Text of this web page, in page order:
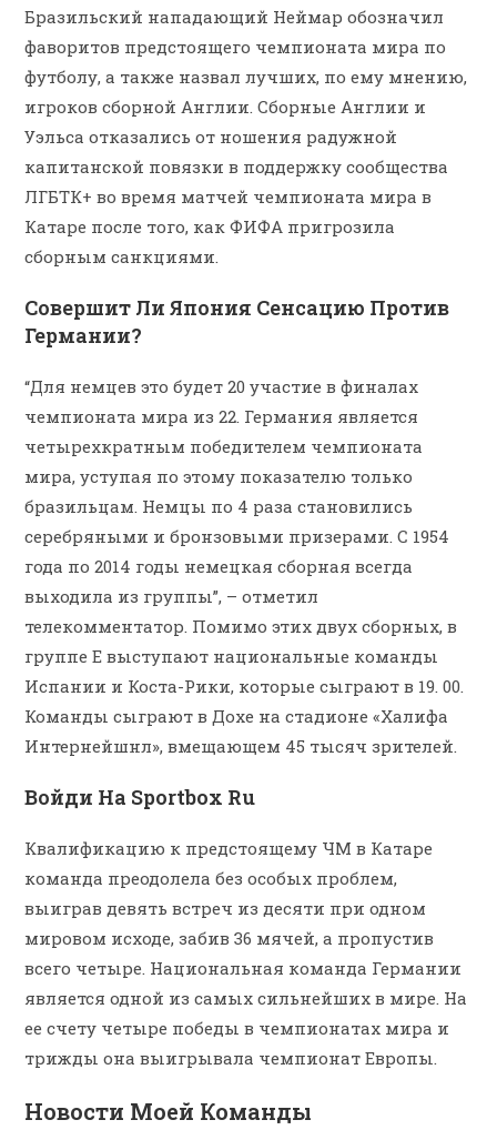
Бразильский нападающий Неймар обозначил
фаворитов предстоящего чемпионата мира по
футболу, а также назвал лучших, по ему мнению,
игроков сборной Англии. Сборные Англии и
Уэльса отказались от ношения радужной
капитанской повязки в поддержку сообщества
ЛГБТК+ во время матчей чемпионата мира в
Катаре после того, как ФИФА пригрозила
сборным санкциями.
Совершит Ли Япония Сенсацию Против
Германии?
“Для немцев это будет 20 участие в финалах
чемпионата мира из 22. Германия является
четырехкратным победителем чемпионата
мира, уступая по этому показателю только
бразильцам. Немцы по 4 раза становились
серебряными и бронзовыми призерами. С 1954
года по 2014 годы немецкая сборная всегда
выходила из группы”, – отметил
телекомментатор. Помимо этих двух сборных, в
группе E выступают национальные команды
Испании и Коста-Рики, которые сыграют в 19. 00.
Команды сыграют в Дохе на стадионе «Халифа
Интернейшнл», вмещающем 45 тысяч зрителей.
Войди На Sportbox Ru
Квалификацию к предстоящему ЧМ в Катаре
команда преодолела без особых проблем,
выиграв девять встреч из десяти при одном
мировом исходе, забив 36 мячей, а пропустив
всего четыре. Национальная команда Германии
является одной из самых сильнейших в мире. На
ее счету четыре победы в чемпионатах мира и
трижды она выигрывала чемпионат Европы.
Новости Моей Команды